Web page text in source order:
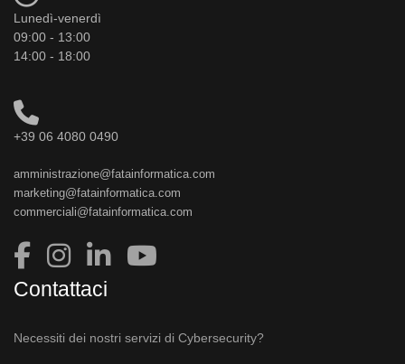
Lunedì-venerdì
09:00 - 13:00
14:00 - 18:00
+39 06 4080 0490
amministrazione@fatainformatica.com
marketing@fatainformatica.com
commerciali@fatainformatica.com
Contattaci
Necessiti dei nostri servizi di Cybersecurity?